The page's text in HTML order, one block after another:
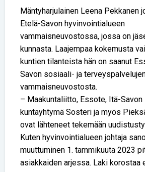
Mäntyharjulainen Leena Pekkanen
Etelä-Savon hyvinvointialueen
vammaisneuvostossa, jossa on
kunnasta. Laajempaa kokemusta
kuntien tilanteista hän on saanut
Savon sosiaali- ja
vammaisneuvostosta.
– Maakuntaliitto, Essote, Itä-
kuntayhtymä Sosteri ja myös
ovat lähteneet tekemään
Kuten hyvinvointialueen johtaja
muuttuminen 1. tammikuuta 2023
asiakkaiden arjessa. Laki korostaa